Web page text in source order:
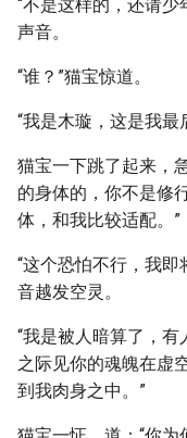
“不是这样的，还请
声音。
“谁？”猫宝惊道。
“我是木璇，这是我最
猫宝一下跳了起来，
的身体的，你不是修
体，和我比较适配。”
“这个恐怕不行，我
音越发空灵。
“我是被人暗算了，
之际见你的魂魄在虚
到我肉身之中。”